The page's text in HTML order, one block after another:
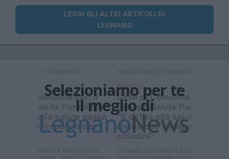
LEGGI GLI ALTRI ARTICOLI DI
LEGNANO
Selezioniamo per te
Il meglio di
Iscriviti alla